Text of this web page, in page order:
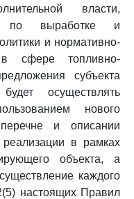
власти,
по выработке и
и нормативно-
в сфере топливно-
субъекта
осуществлять
нового
и описании
в рамках
объекта, а
каждого
настоящих Правил